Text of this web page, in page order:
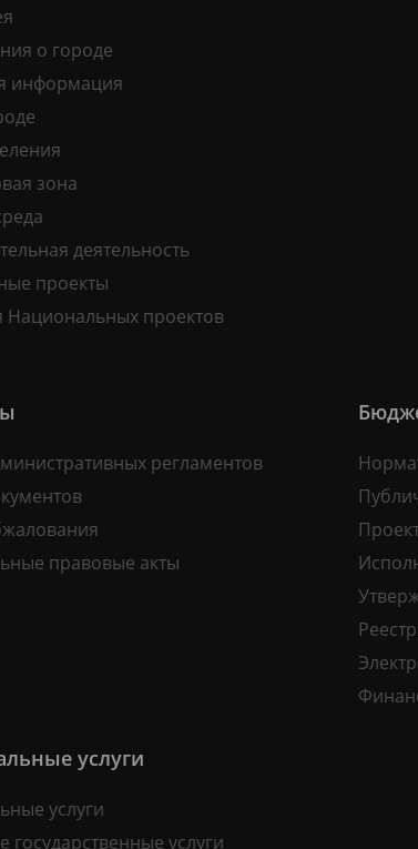
о городе
информация
зона
деятельность
проекты
Национальных проектов
регламентов
правовые акты
услуги
услуги
государственные услуги